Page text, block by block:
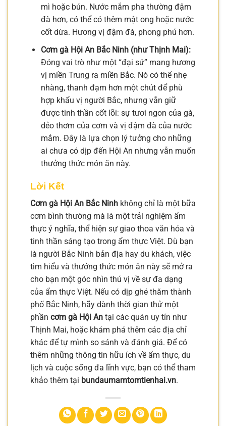
mì hoặc bún. Nước mắm pha thường đậm
đà hơn, có thể có thêm mật ong hoặc nước
cốt dừa. Hương vị đậm đà, phong phú hơn.
Cơm gà Hội An Bắc Ninh (như Thịnh Mai):
Đóng vai trò như một “đại sứ” mang hương
vị miền Trung ra miền Bắc. Nó có thể nhẹ
nhàng, thanh đạm hơn một chút để phù
hợp khẩu vị người Bắc, nhưng vẫn giữ
được tinh thần cốt lõi: sự tươi ngon của gà,
dẻo thơm của cơm và vị đậm đà của nước
mắm. Đây là lựa chọn lý tưởng cho những
ai chưa có dịp đến Hội An nhưng vẫn muốn
thưởng thức món ăn này.
Lời Kết
Cơm gà Hội An Bắc Ninh không chỉ là một bữa
cơm bình thường mà là một trải nghiệm ẩm
thực ý nghĩa, thể hiện sự giao thoa văn hóa và
tinh thần sáng tạo trong ẩm thực Việt. Dù bạn
là người Bắc Ninh bản địa hay du khách, việc
tìm hiểu và thưởng thức món ăn này sẽ mở ra
cho bạn một góc nhìn thú vị về sự đa dạng
của ẩm thực Việt. Nếu có dịp ghé thăm thành
phố Bắc Ninh, hãy dành thời gian thử một
phần cơm gà Hội An tại các quán uy tín như
Thịnh Mai, hoặc khám phá thêm các địa chỉ
khác để tự mình so sánh và đánh giá. Để có
thêm những thông tin hữu ích về ẩm thực, du
lịch và cuộc sống đa lĩnh vực, bạn có thể tham
khảo thêm tại bundaumamtomtienhai.vn.